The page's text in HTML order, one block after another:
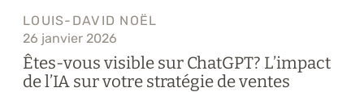
LOUIS-DAVID NOËL
26 janvier 2026
Êtes-vous visible sur ChatGPT? L’impact
de l’IA sur votre stratégie de ventes